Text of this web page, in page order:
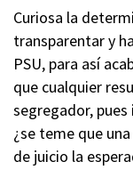
Curiosa la
transparentar y
PSU, para así
que cualquier
segregador,
¿se teme que
de juicio la